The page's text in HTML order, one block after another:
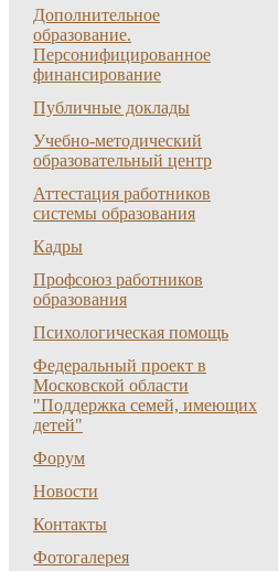
Дополнительное
образование.
Персонифицированное
финансирование
Публичные доклады
Учебно-методический
образовательный центр
Аттестация работников
системы образования
Кадры
Профсоюз работников
образования
Психологическая помощь
Федеральный проект в
Московской области
"Поддержка семей, имеющих
детей"
Форум
Новости
Контакты
Фотогалерея